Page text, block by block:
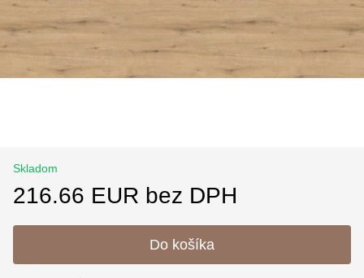
Skladom
216.66 EUR bez DPH
Do košíka